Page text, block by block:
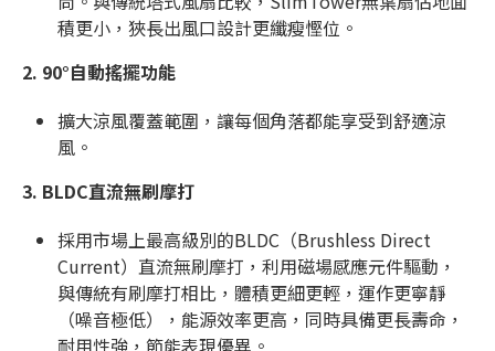
積更小，狹長出風口設計更纖瘦慳位。
2. 90°自動搖擺功能
擴大涼風覆蓋範圍，讓每個角落都能享受到舒適涼
風。
3. BLDC直流無刷摩打
採用市場上最高級別的BLDC（Brushless Direct
Current）直流無刷摩打，利用磁場感應元件驅動，
與傳統有刷摩打相比，體積更細更輕，運作更寧靜
（噪音極低），能源效率更高，同時具備更長壽命，